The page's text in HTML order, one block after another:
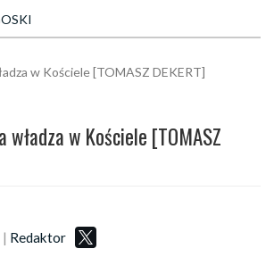
w Kościele [TOMASZ DEKERT]
władza w Kościele [TOMASZ
| Redaktor